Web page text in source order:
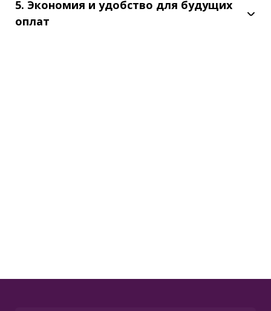
5. Экономия и удобство для будущих
оплат